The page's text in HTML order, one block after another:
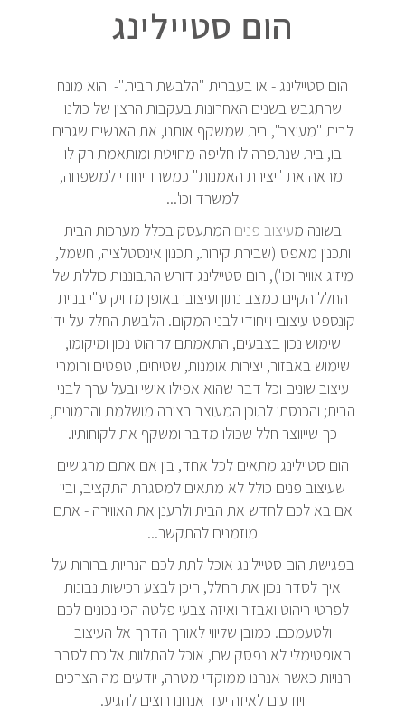
הום סטיילינג
הום סטיילינג - או בעברית "הלבשת הבית"- הוא מונח
שהתגבש בשנים האחרונות בעקבות הרצון של כולנו
לבית "מעוצב", בית שמשקף אותנו, את האנשים שגרים
בו, בית שנתפרה לו חליפה מחויטת ומותאמת רק לו
ומראה את "יצירת האמנות" כמשהו ייחודי למשפחה,
למשרד וכו'...
בשונה מעיצוב פנים המתעסק בכלל מערכות הבית
ותכנון מאפס (שבירת קירות, תכנון אינסטלציה, חשמל,
מיזוג אוויר וכו'), הום סטיילינג דורש התבוננות כוללת של
החלל הקיים כמצב נתון ועיצובו באופן מדויק ע"י בניית
קונספט עיצובי וייחודי לבני המקום. הלבשת החלל על ידי
שימוש נכון בצבעים, התאמתם לריהוט נכון ומיקומו,
שימוש באבזור, יצירות אומנות, שטיחים, טפטים וחומרי
עיצוב שונים וכל דבר שהוא אפילו אישי ובעל ערך לבני
הבית; והכנסתו לתוכן המעוצב בצורה מושלמת והרמונית,
כך שייווצר חלל שכולו מדבר ומשקף את לקוחותיו.
הום סטיילינג מתאים לכל אחד, בין אם אתם מרגישים
שעיצוב פנים כולל לא מתאים למסגרת התקציב, ובין
אם בא לכם לחדש את הבית ולרענן את האווירה - אתם
מוזמנים להתקשר...
בפגישת הום סטיילינג אוכל לתת לכם הנחיות ברורות על
איך לסדר נכון את החלל, היכן לבצע רכישות נבונות
לפרטי ריהוט ואבזור ואיזה צבעי פלטה הכי נכונים לכם
ולטעמכם. כמובן שליווי לאורך הדרך אל העיצוב
האופטימלי לא נפסק שם, אוכל להתלוות אליכם לסבב
חנויות כאשר אנחנו ממוקדי מטרה, יודעים מה הצרכים
ויודעים לאיזה יעד אנחנו רוצים להגיע.